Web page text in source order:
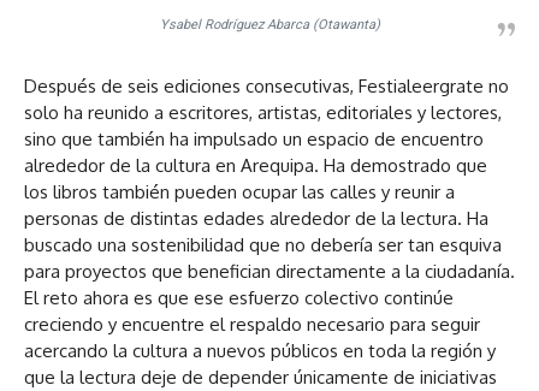
Ysabel Rodríguez Abarca (Otawanta)
Después de seis ediciones consecutivas, Festialeergrate no
solo ha reunido a escritores, artistas, editoriales y lectores,
sino que también ha impulsado un espacio de encuentro
alrededor de la cultura en Arequipa. Ha demostrado que
los libros también pueden ocupar las calles y reunir a
personas de distintas edades alrededor de la lectura. Ha
buscado una sostenibilidad que no debería ser tan esquiva
para proyectos que benefician directamente a la ciudadanía.
El reto ahora es que ese esfuerzo colectivo continúe
creciendo y encuentre el respaldo necesario para seguir
acercando la cultura a nuevos públicos en toda la región y
que la lectura deje de depender únicamente de iniciativas